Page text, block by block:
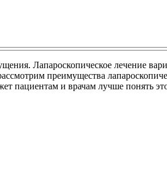
Лапароскопическое лечение
преимущества
пациентам и врачам лучше понять